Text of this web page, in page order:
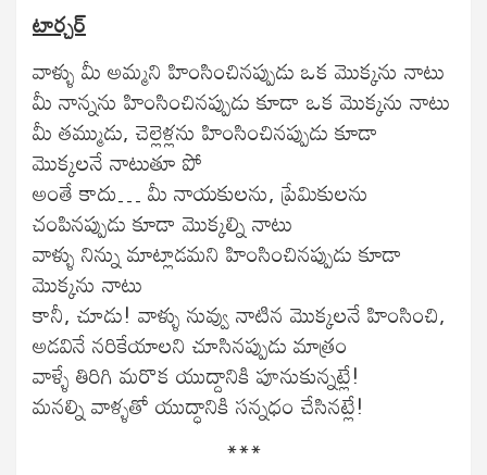
టార్చర్
వాళ్ళు మీ అమ్మని హింసించినప్పుడు ఒక మొక్కను నాటు
మీ నాన్నను హింసించినప్పుడు కూడా ఒక మొక్కను నాటు
మీ తమ్ముడు, చెల్లెళ్లను హింసించినప్పుడు కూడా
మొక్కలనే నాటుతూ పో
అంతే కాదు… మీ నాయకులను, ప్రేమికులను
చంపినప్పుడు కూడా మొక్కల్ని నాటు
వాళ్ళు నిన్ను మాట్లాడమని హింసించినప్పుడు కూడా
మొక్కను నాటు
కానీ, చూడు! వాళ్ళు నువ్వు నాటిన మొక్కలనే హింసించి,
అడవినే నరికేయాలని చూసినప్పుడు మాత్రం
వాళ్ళే తిరిగి మరొక యుద్దానికి పూనుకున్నట్లే!
మనల్ని వాళ్ళతో యుద్ధానికి సన్నధం చేసినట్లే!
***